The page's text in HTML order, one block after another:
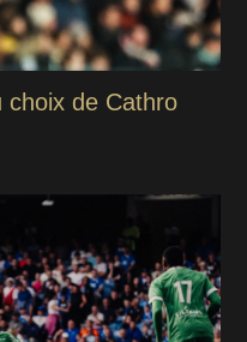
choix de Cathro